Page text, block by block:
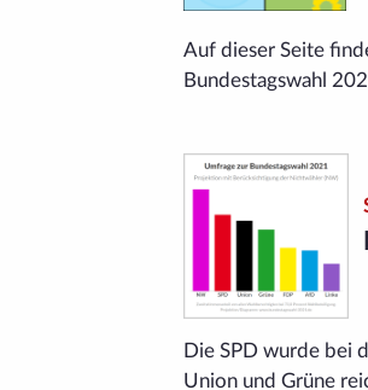
Auf dieser Seite
Bundestagswahl
Die SPD wurde bei
Union und Grüne